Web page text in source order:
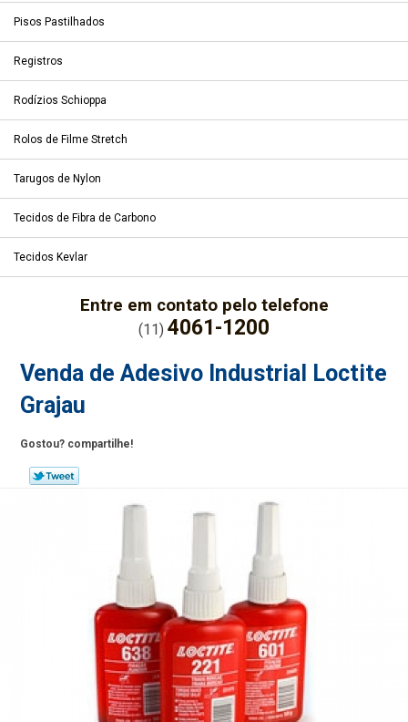
Pisos Pastilhados
Registros
Rodízios Schioppa
Rolos de Filme Stretch
Tarugos de Nylon
Tecidos de Fibra de Carbono
Tecidos Kevlar
Entre em contato pelo telefone
(11) 4061-1200
Venda de Adesivo Industrial Loctite
Grajau
Gostou? compartilhe!